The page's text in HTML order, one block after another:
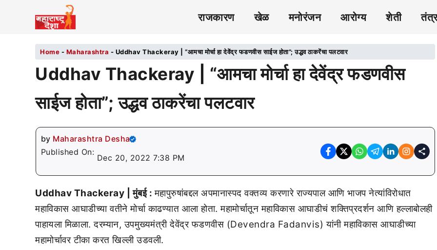
राजकारण खेळ मनोरंजन आरोग्य शेती
Home - Maharashtra - Uddhav Thackeray | “आमचा मोर्चा हा देवेंद्र फडणवीस साईज होता”; उद्धव ठाकरेंचा पलटवार
Uddhav Thackeray | “आमचा मोर्चा हा देवेंद्र फडणवीस
साईज होता”; उद्धव ठाकरेंचा पलटवार
by Maharashtra Desha
Published On:
Dec 20, 2022 7:38 PM
Uddhav Thackeray | मुंबई :महापुरुषांबद्दल अपमानास्पद वक्तव्य करणारे राज्यपाल आणि भाजप नेत्यांविरोधात
महाविकास आघाडीच्या वतीने मोर्चा काढण्यात आला होता. महामोर्चातून महाविकास आघाडीचं शक्तिप्रदर्शन आणि हल्लाबोलही
पाहायला मिळाला. दरम्यान, उपमुख्यमंत्री देवेंद्र फडणवीस (Devendra Fadanvis) यांनी महाविकास आघाडीच्या
महामोर्चावर टीका करत खिल्ली उडवली.